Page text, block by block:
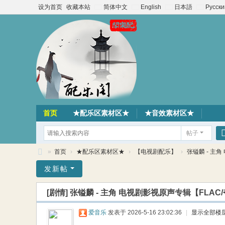
设为首页 收藏本站 简体中文 English 日本語
首页 ★配乐区素材区★ ★音效素材区★
帖子
乐
» 首页 › ★配乐区素材区★ › 【电视剧配乐】 › 张镒麟 - 主角
发新帖
[剧情] 张镒麟 - 主角 电视剧影视原声专辑【
爱音乐 发表于 2026-5-16 23:02:36 显示全部楼